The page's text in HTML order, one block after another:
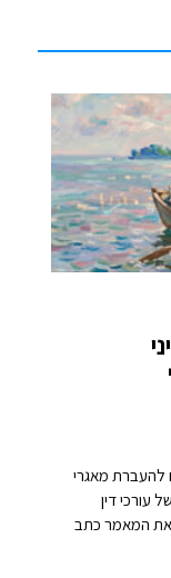
להעברת מאגרי
עורכי דין
את המאמר כתב